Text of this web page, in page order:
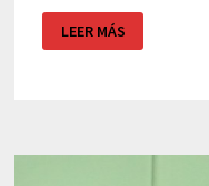
CHICHÉN
ITZÁ
–
LEER MÁS